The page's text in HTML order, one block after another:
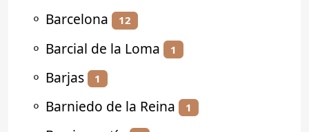
⚬ Barcelona 12
⚬ Barcial de la Loma 1
⚬ Barjas 1
⚬ Barniedo de la Reina 1